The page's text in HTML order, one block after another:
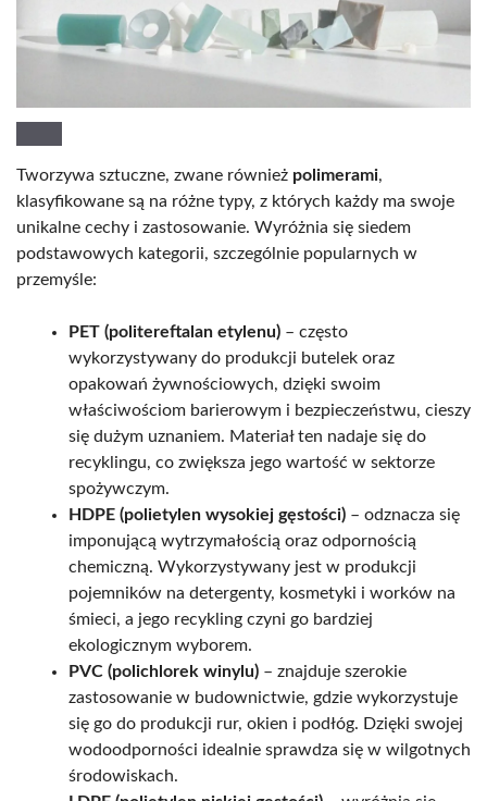
Tworzywa sztuczne, zwane również polimerami,
klasyfikowane są na różne typy, z których każdy ma swoje
unikalne cechy i zastosowanie. Wyróżnia się siedem
podstawowych kategorii, szczególnie popularnych w
przemyśle:
PET (politereftalan etylenu) – często
wykorzystywany do produkcji butelek oraz
opakowań żywnościowych, dzięki swoim
właściwościom barierowym i bezpieczeństwu, cieszy
się dużym uznaniem. Materiał ten nadaje się do
recyklingu, co zwiększa jego wartość w sektorze
spożywczym.
HDPE (polietylen wysokiej gęstości) – odznacza się
imponującą wytrzymałością oraz odpornością
chemiczną. Wykorzystywany jest w produkcji
pojemników na detergenty, kosmetyki i worków na
śmieci, a jego recykling czyni go bardziej
ekologicznym wyborem.
PVC (polichlorek winylu) – znajduje szerokie
zastosowanie w budownictwie, gdzie wykorzystuje
się go do produkcji rur, okien i podłóg. Dzięki swojej
wodoodporności idealnie sprawdza się w wilgotnych
środowiskach.